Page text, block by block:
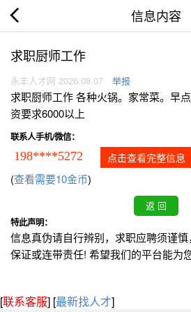
信息内容
求职厨师工作
永丰人才网 2026.08.07 举报
求职厨师工作 各种火锅。家常菜。早
资要求6000以上
联系人手机/微信：
198****5272 点击查看完整信息
(查看需要10金币)
特此声明：
信息真伪请自行辨别，求职应聘须谨
保证或连带责任! 希望我们的平台能为
[联系客服] [最新找人才]